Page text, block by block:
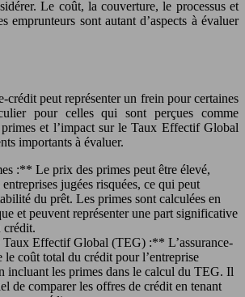
Le coût, la couverture, le processus et
emprunteurs sont autant d’aspects à évaluer
crédit peut représenter un frein pour certaines
pour celles qui sont perçues comme
et l’impact sur le Taux Effectif Global
importants à évaluer.
:** Le prix des primes peut être élevé,
jugées risquées, ce qui peut
du prêt. Les primes sont calculées en
et peuvent représenter une part significative
crédit.
Effectif Global (TEG) :** L’assurance-
le coût total du crédit pour l’entreprise
incluant les primes dans le calcul du TEG. Il
de comparer les offres de crédit en tenant